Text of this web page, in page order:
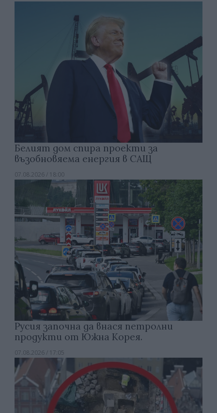
Белият дом спира проекти за
възобновяема енергия в САЩ
07.08.2026 / 18:00
Русия започна да внася петролни
продукти от Южна Корея.
07.08.2026 / 17:05